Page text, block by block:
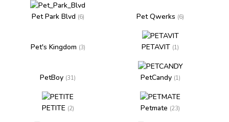
Pet Park Blvd (6) Pet Qwerks (6)
Pet's Kingdom (3) PETAVIT (1)
PetBoy (31) PetCandy (1)
PETITE (2) Petmate (23)